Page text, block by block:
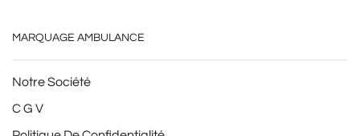
MARQUAGE AMBULANCE
Notre Société
C G V